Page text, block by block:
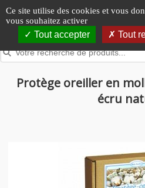
Panneau de gestion des cookies
Ce site utilise des cookies et vous
vous souhaitez activer
Tout accepter Tout
Protège oreiller en
écru